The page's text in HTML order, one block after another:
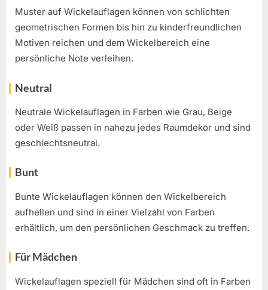
Muster auf Wickelauflagen können von schlichten
geometrischen Formen bis hin zu kinderfreundlichen
Motiven reichen und dem Wickelbereich eine
persönliche Note verleihen.
Neutral
Neutrale Wickelauflagen in Farben wie Grau, Beige
oder Weiß passen in nahezu jedes Raumdekor und sind
geschlechtsneutral.
Bunt
Bunte Wickelauflagen können den Wickelbereich
aufhellen und sind in einer Vielzahl von Farben
erhältlich, um den persönlichen Geschmack zu treffen.
Für Mädchen
Wickelauflagen speziell für Mädchen sind oft in Farben